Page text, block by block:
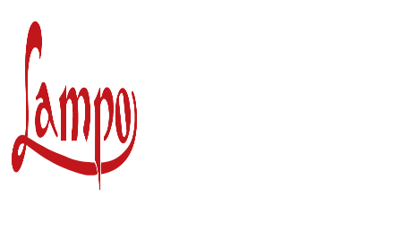
contenuto